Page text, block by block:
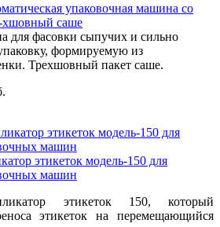
упаковочная машина со
хшовный саше
для фасовки сыпучих и сильно
формируемую из
Трехшовный пакет саше.
этикеток модель-150 для
машин
этикеток 150, который
этикеток на перемещающийся